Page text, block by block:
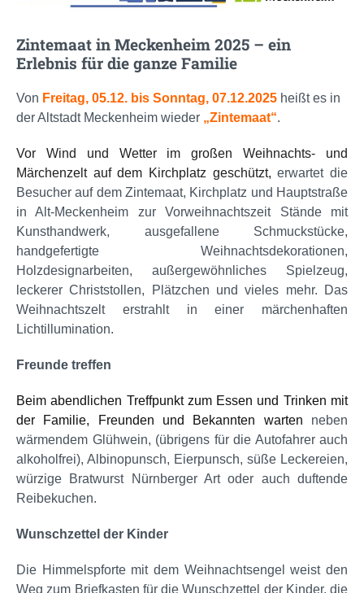
Zintemaat in Meckenheim 2025 – ein
Erlebnis für die ganze Familie
Von Freitag, 05.12. bis Sonntag, 07.12.2025 heißt es in
der Altstadt Meckenheim wieder „Zintemaat“.
Vor Wind und Wetter im großen Weihnachts- und
Märchenzelt auf dem Kirchplatz geschützt,erwartet die
Besucher auf dem Zintemaat, Kirchplatz und Hauptstraße
in Alt-Meckenheim zur Vorweihnachtszeit Stände mit
Kunsthandwerk, ausgefallene Schmuckstücke,
handgefertigte Weihnachtsdekorationen,
Holzdesignarbeiten, außergewöhnliches Spielzeug,
leckerer Christstollen, Plätzchen und vieles mehr. Das
Weihnachtszelt erstrahlt in einer märchenhaften
Lichtillumination.
Freunde treffen
Beim abendlichen Treffpunkt zum Essen und Trinken mit
der Familie, Freunden und Bekannten warten neben
wärmendem Glühwein, (übrigens für die Autofahrer auch
alkoholfrei), Albinopunsch, Eierpunsch, süße Leckereien,
würzige Bratwurst Nürnberger Art oder auch duftende
Reibekuchen.
Wunschzettel der Kinder
Die Himmelspforte mit dem Weihnachtsengel weist den
Weg zum Briefkasten für die Wunschzettel der Kinder, die